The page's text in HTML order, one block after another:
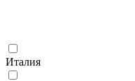
Италия